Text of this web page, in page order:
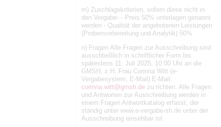
m) Zuschlagskriterien, sofern diese nicht in
den Vergabe- - Preis 50% unterlagen genannt
werden - Qualität der angebotenen Leistungen
(Probenvorbereitung und Analytik) 50%
n) Fragen Alle Fragen zur Ausschreibung sind
ausschließlich in schriftlicher Form bis
spätestens 11. Juli 2025, 10:00 Uhr an die
GMSH, z.H. Frau Corinna Witt (e-
Vergabesystem, E-Mail) E-Mail:
corinna.witt@gmsh.de zu richten. Alle Fragen
und Antworten zur Ausschreibung werden in
einem Fragen Antwortkatalog erfasst, der
ständig unter www.e-vergabe-sh.de unter der
Ausschreibung einsehbar ist.